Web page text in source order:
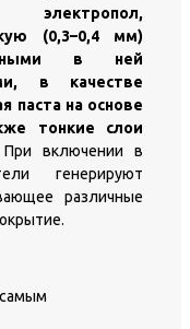
электропол,
(0,3–0,4 мм)
в ней
в качестве
паста на основе
тонкие слои
При включении в
генерируют
различные